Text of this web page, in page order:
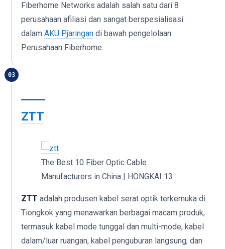
Fiberhome Networks adalah salah satu dari 8
perusahaan afiliasi dan sangat berspesialisasi
dalam AKU Pjaringan di bawah pengelolaan
Perusahaan Fiberhome.
03
ZTT
The Best 10 Fiber Optic Cable
Manufacturers in China | HONGKAI 13
ZTT adalah produsen kabel serat optik terkemuka di
Tiongkok yang menawarkan berbagai macam produk,
termasuk kabel mode tunggal dan multi-mode, kabel
dalam/luar ruangan, kabel penguburan langsung, dan